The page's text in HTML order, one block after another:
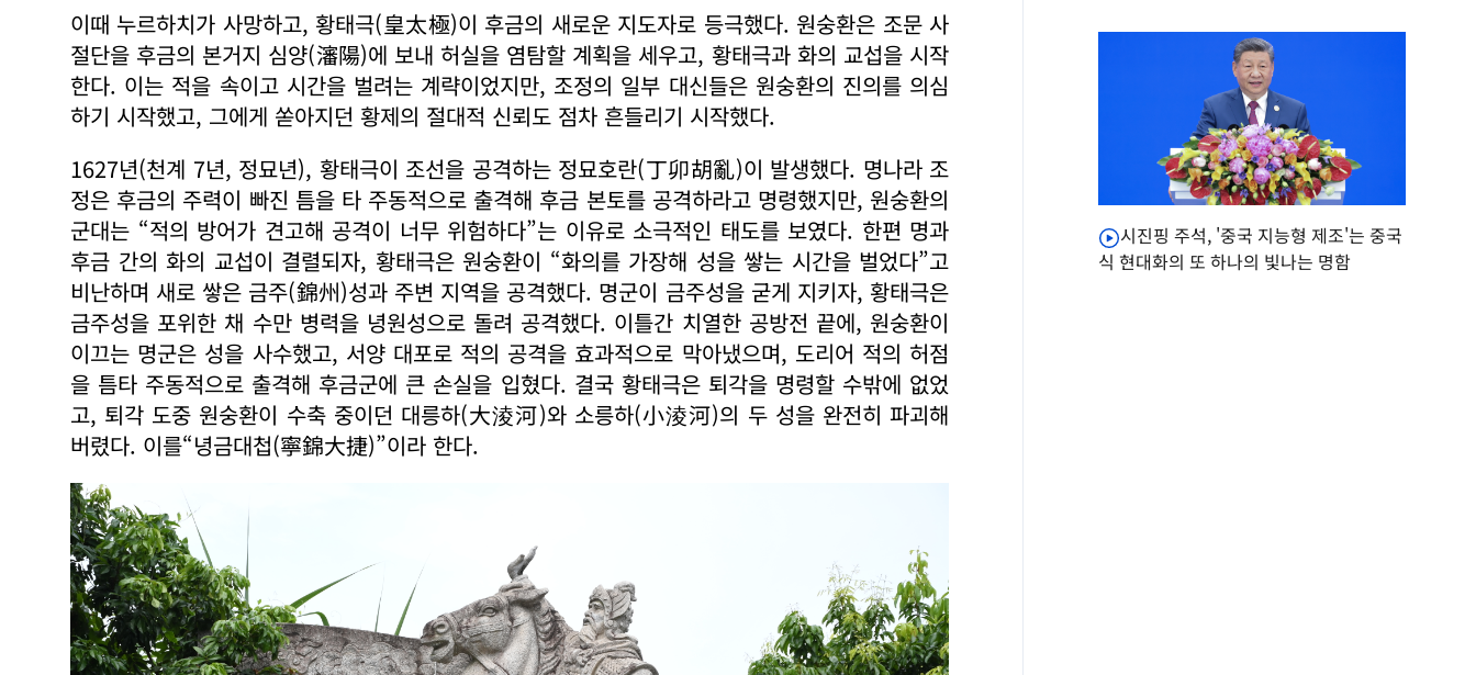
이때 누르하치가 사망하고, 황태극(皇太極)이 후금의 새로운 지도자로 등극했다. 원숭환은 조문 사
절단을 후금의 본거지 심양(瀋陽)에 보내 허실을 염탐할 계획을 세우고, 황태극과 화의 교섭을 시작
한다. 이는 적을 속이고 시간을 벌려는 계략이었지만, 조정의 일부 대신들은 원숭환의 진의를 의심
하기 시작했고, 그에게 쏟아지던 황제의 절대적 신뢰도 점차 흔들리기 시작했다.
1627년(천계 7년, 정묘년), 황태극이 조선을 공격하는 정묘호란(丁卯胡亂)이 발생했다. 명나라 조
정은 후금의 주력이 빠진 틈을 타 주동적으로 출격해 후금 본토를 공격하라고 명령했지만, 원숭환의
군대는 “적의 방어가 견고해 공격이 너무 위험하다”는 이유로 소극적인 태도를 보였다. 한편 명과
후금 간의 화의 교섭이 결렬되자, 황태극은 원숭환이 “화의를 가장해 성을 쌓는 시간을 벌었다”고
비난하며 새로 쌓은 금주(錦州)성과 주변 지역을 공격했다. 명군이 금주성을 굳게 지키자, 황태극은
금주성을 포위한 채 수만 병력을 녕원성으로 돌려 공격했다. 이틀간 치열한 공방전 끝에, 원숭환이
이끄는 명군은 성을 사수했고, 서양 대포로 적의 공격을 효과적으로 막아냈으며, 도리어 적의 허점
을 틈타 주동적으로 출격해 후금군에 큰 손실을 입혔다. 결국 황태극은 퇴각을 명령할 수밖에 없었
고, 퇴각 도중 원숭환이 수축 중이던 대릉하(大淩河)와 소릉하(小淩河)의 두 성을 완전히 파괴해
버렸다. 이를“녕금대첩(寧錦大捷)”이라 한다.
시진핑 주석, '중국 지능형 제조'는 중국
식 현대화의 또 하나의 빛나는 명함